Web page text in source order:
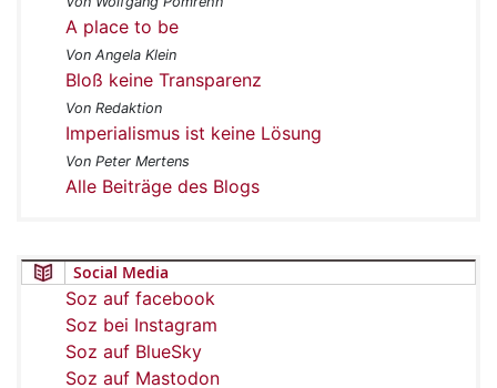
A place to be
Von Angela Klein
Bloß keine Transparenz
Von Redaktion
Imperialismus ist keine Lösung
Von Peter Mertens
Alle Beiträge des Blogs
Social Media
Soz auf facebook
Soz bei Instagram
Soz auf BlueSky
Soz auf Mastodon